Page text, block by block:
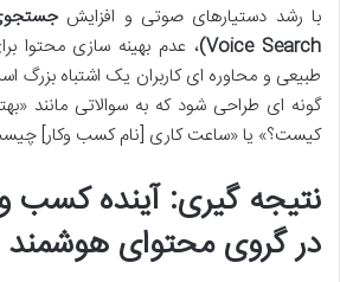
با رشد دستیارهای صوتی و افزایش
Voice Search) ، عدم بهینه سازی محتوا
طبیعی و محاوره ای کاربران یک اشتباه بزرگ
گونه ای طراحی شود که به سوالاتی مانند
کیست؟» یا «ساعت کاری [نام کسب وکار]
نتیجه گیری: آینده کسب
در گروی محتوای هوشمند